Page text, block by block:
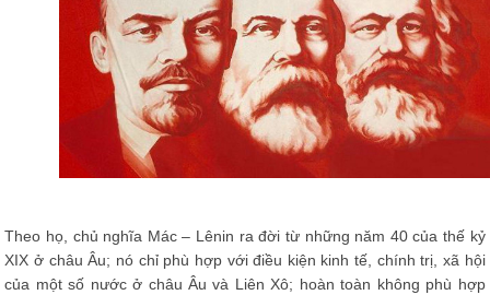
Theo họ, chủ nghĩa Mác – Lênin ra đời từ những năm 40 của thế kỷ
XIX ở châu Âu; nó chỉ phù hợp với điều kiện kinh tế, chính trị, xã hội
của một số nước ở châu Âu và Liên Xô; hoàn toàn không phù hợp